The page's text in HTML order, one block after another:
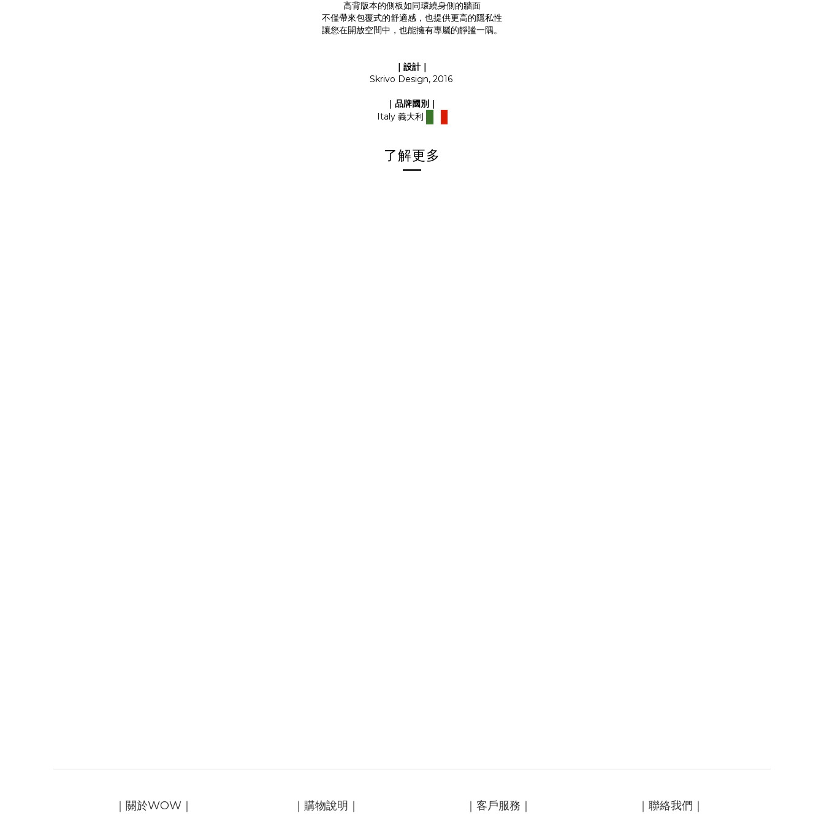
高背版本的側板如同環繞身側的牆面
不僅帶來包覆式的舒適感，也提供更高的隱私性
讓您在開放空間中，也能擁有專屬的靜謐一隅。
｜設計｜
Skrivo Design, 2016
｜品牌國別｜
Italy 義大利
了解更多
｜關於WOW｜ ｜購物說明｜ ｜客戶服務｜ ｜聯絡我們｜